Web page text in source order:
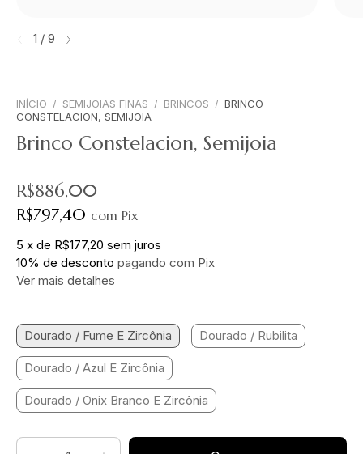
1 / 9
INÍCIO / SEMIJOIAS FINAS / BRINCOS / BRINCO
CONSTELACION, SEMIJOIA
Brinco Constelacion, Semijoia
R$886,00
R$797,40 com Pix
5 x de R$177,20 sem juros
10% de desconto pagando com Pix
Ver mais detalhes
Dourado / Fume E Zircônia Dourado / Rubilita
Dourado / Azul E Zircônia
Dourado / Onix Branco E Zircônia